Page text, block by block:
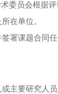
委员会根据
在单位。
署课题合同
主要研究人